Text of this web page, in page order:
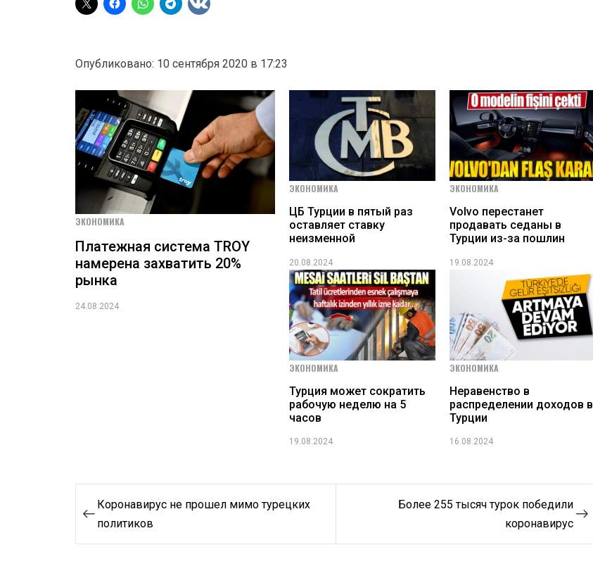
Опубликовано: 10 сентября 2020 в 17:23
ЭКОНОМИКА
Платежная система TROY
намерена захватить 20%
рынка
24.08.2024
ЭКОНОМИКА
ЦБ Турции в пятый раз
оставляет ставку
неизменной
20.08.2024
ЭКОНОМИКА
Volvo перестанет
продавать седаны в
Турции из-за пошлин
19.08.2024
ЭКОНОМИКА
Турция может сократить
рабочую неделю на 5
часов
19.08.2024
ЭКОНОМИКА
Неравенство в
распределении доходов в
Турции
16.08.2024
Навигация
Коронавирус не прошел мимо турецких
политиков
Более 255 тысяч турок победили
коронавирус